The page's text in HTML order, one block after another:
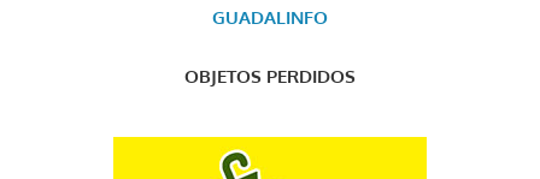
GUADALINFO
OBJETOS PERDIDOS